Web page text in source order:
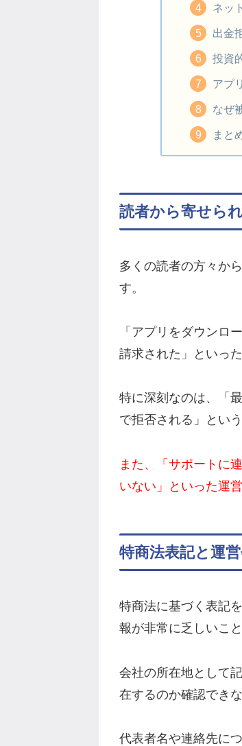
ネッ
出金
投資
アプ
なぜ
まと
読者から寄せら
多くの読者の方々か
す。
「アプリをダウンロ
請求された」といっ
特に深刻なのは、「
で拒否される」という
また、「サポートに
いない」といった運
特商法表記と運
特商法に基づく表記
報が非常に乏しいこ
会社の所在地として
在するのか確認でき
代表者名や連絡先に